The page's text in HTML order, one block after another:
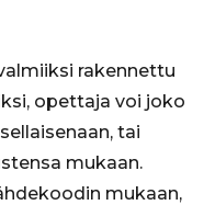
rakennettu
opettaja voi joko
tai
mukaan.
mukaan,